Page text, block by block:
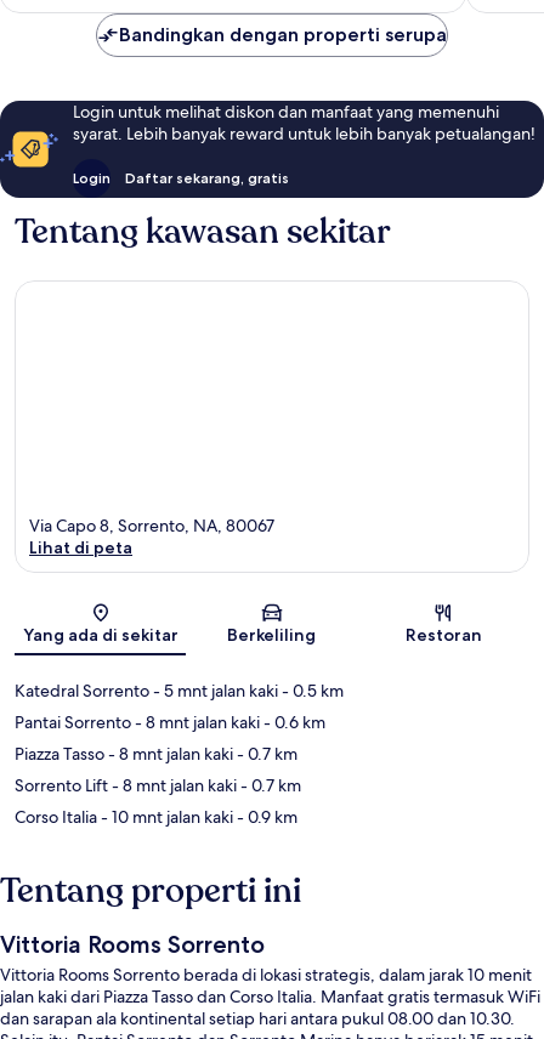
Bandingkan dengan properti serupa
Login untuk melihat diskon dan manfaat yang memenuhi
syarat. Lebih banyak reward untuk lebih banyak petualangan!
Login Daftar sekarang, gratis
Tentang kawasan sekitar
Peta
Via Capo 8, Sorrento, NA, 80067
Lihat di peta
Yang ada di sekitar Berkeliling Restoran
Katedral Sorrento- 5 mnt jalan kaki- 0.5 km
Pantai Sorrento- 8 mnt jalan kaki- 0.6 km
Piazza Tasso- 8 mnt jalan kaki- 0.7 km
Sorrento Lift- 8 mnt jalan kaki- 0.7 km
Corso Italia- 10 mnt jalan kaki- 0.9 km
Tentang properti ini
Vittoria Rooms Sorrento
Vittoria Rooms Sorrento berada di lokasi strategis, dalam jarak 10 menit
jalan kaki dari Piazza Tasso dan Corso Italia. Manfaat gratis termasuk WiFi
dan sarapan ala kontinental setiap hari antara pukul 08.00 dan 10.30.